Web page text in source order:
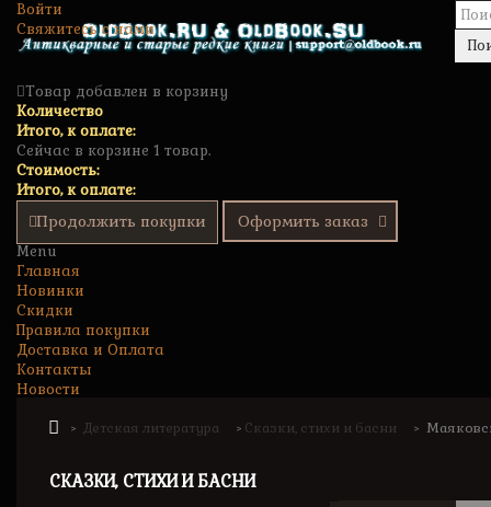
Войти
Свяжитесь с нами
Товар добавлен в корзину
Количество
Итого, к оплате:
Сейчас в корзине 1 товар.
Стоимость:
Итого, к оплате:
Продолжить покупки Оформить заказ
Menu
Главная
Новинки
Скидки
Правила покупки
Доставка и Оплата
Контакты
Новости
> Детская литература > Сказки, стихи и басни >
СКАЗКИ, СТИХИ И БАСНИ